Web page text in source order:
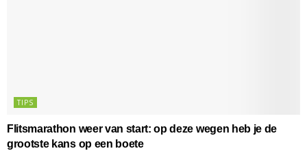
TIPS
Flitsmarathon weer van start: op deze wegen heb je de
grootste kans op een boete